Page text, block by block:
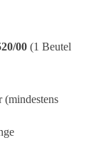
00 (1 Beutel
(mindestens